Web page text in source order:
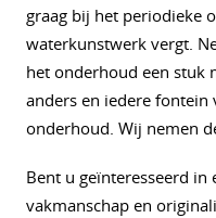
graag bij het periodieke
waterkunstwerk vergt.
het onderhoud een stuk
anders en iedere fontein
onderhoud. Wij nemen
Bent u geïnteresseerd in
vakmanschap en